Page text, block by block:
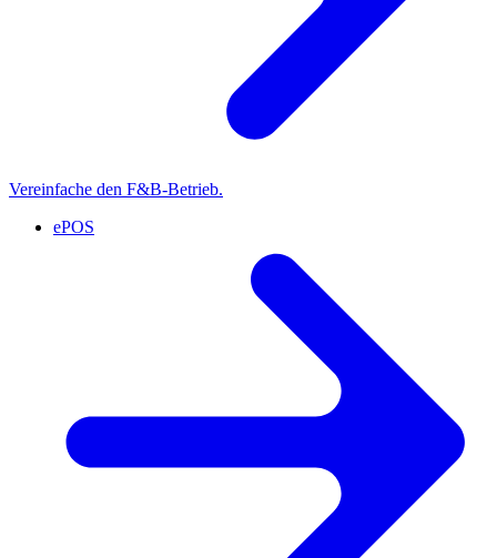
Vereinfache den F&B-Betrieb.
ePOS